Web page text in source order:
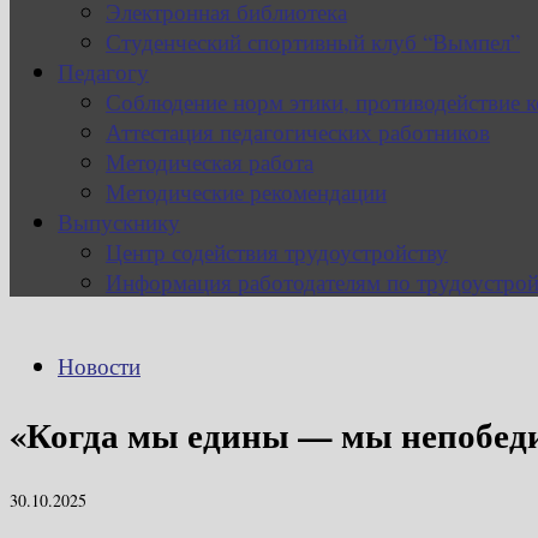
Электронная библиотека
Студенческий спортивный клуб “Вымпел”
Педагогу
Соблюдение норм этики, противодействие
Аттестация педагогических работников
Методическая работа
Методические рекомендации
Выпускнику
Центр содействия трудоустройству
Информация работодателям по
Новости
«Когда мы едины — мы
30.10.2025